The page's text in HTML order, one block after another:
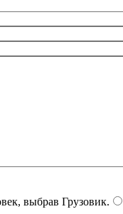
выбрав Грузовик.